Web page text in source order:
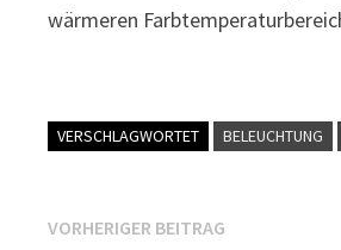
wärmeren
VERSCHLAGWORTET BELEUCHTUNG
Beitragsnavigation
VORHERIGER BEITRAG